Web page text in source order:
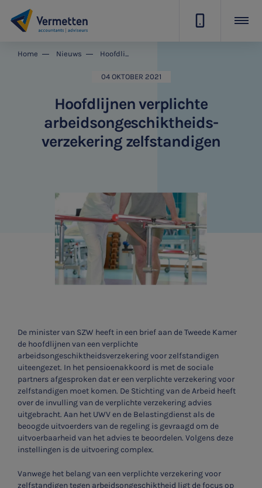
Home Nieuws Hoofdlijnen verplichte arbeidsongeschiktheids-verzekering zelfstandigen
04 OKTOBER 2021
Hoofdlijnen verplichte
arbeidsongeschiktheids-
verzekering zelfstandigen
De minister van SZW heeft in een brief aan de Tweede Kamer
de hoofdlijnen van een verplichte
arbeidsongeschiktheidsverzekering voor zelfstandigen
uiteengezet. In het pensioenakkoord is met de sociale
partners afgesproken dat er een verplichte verzekering voor
zelfstandigen moet komen. De Stichting van de Arbeid heeft
over de invulling van de verplichte verzekering advies
uitgebracht. Aan het UWV en de Belastingdienst als de
beoogde uitvoerders van de regeling is gevraagd om de
uitvoerbaarheid van het advies te beoordelen. Volgens deze
instellingen is de uitvoering complex.
Vanwege het belang van een verplichte verzekering voor
zelfstandigen tegen arbeidsongeschiktheid ligt de focus op